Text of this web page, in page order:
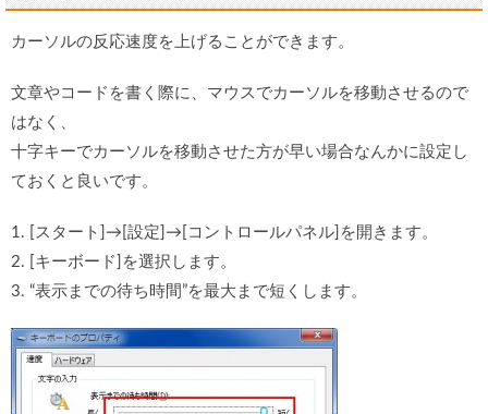
カーソルの反応速度を上げることができます。
文章やコードを書く際に、マウスでカーソルを移動させるので
はなく、
十字キーでカーソルを移動させた方が早い場合なんかに設定し
ておくと良いです。
1. [スタート]→[設定]→[コントロールパネル]を開きます。
2. [キーボード]を選択します。
3. “表示までの待ち時間”を最大まで短くします。